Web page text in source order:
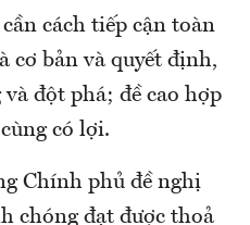
cách tiếp cận toàn
cơ bản và quyết định,
đột phá; đề cao hợp
có lợi.
Chính phủ đề nghị
chóng đạt được thoả